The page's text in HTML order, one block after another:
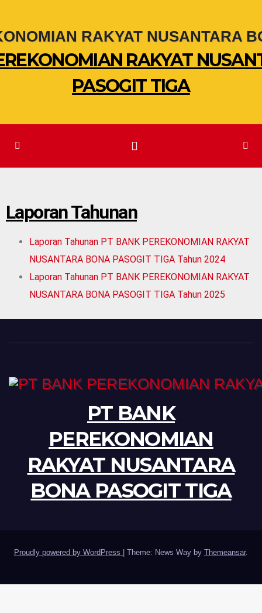
RAKYAT
PASOGIT TIGA
Laporan Tahunan
Laporan Tahunan PT BANK PEREKONOMIAN RAKYAT
NUSANTARA BONA PASOGIT TIGA Tahun 2024
Laporan Tahunan PT BANK PEREKONOMIAN RAKYAT
NUSANTARA BONA PASOGIT TIGA Tahun 2025
PT BANK
PEREKONOMIAN
RAKYAT NUSANTARA
BONA PASOGIT TIGA
Proudly powered by WordPress | Theme: News Way by Themeansar.